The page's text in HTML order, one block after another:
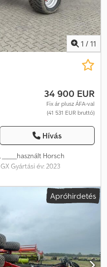
1 / 11
34 900 EUR
Fix ár plusz ÁFA-val
(41 531 EUR bruttó)
Hívás
, _____használt Horsch
Gyártási év: 2023
szélesség: 3 m 13 darabos
hengersor 2 db előre
Dsdpfezrrbbex Aa
Apróhirdetés